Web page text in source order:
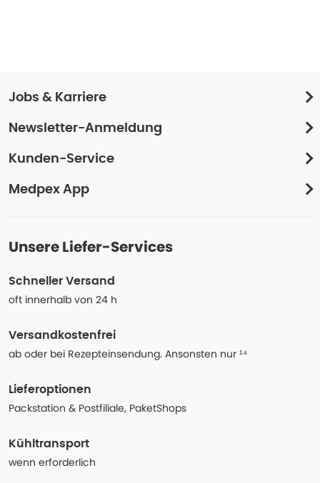
Jobs & Karriere
Newsletter-Anmeldung
Kunden-Service
Medpex App
Unsere Liefer-Services
Schneller Versand
oft innerhalb von 24 h
Versandkostenfrei
ab oder bei Rezepteinsendung. Ansonsten nur ¹⁴
Lieferoptionen
Packstation & Postfiliale, PaketShops
Kühltransport
wenn erforderlich